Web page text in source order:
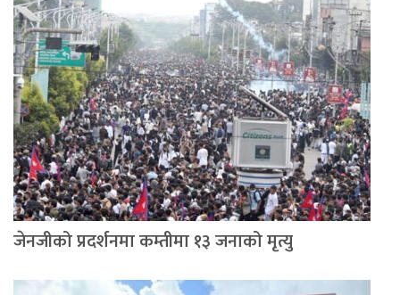
जेनजीको प्रदर्शनमा कम्तीमा १३ जनाको मृत्यु